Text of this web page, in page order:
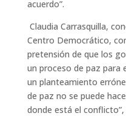
acuerdo”.
Claudia Carrasquilla,
Centro Democrático,
pretensión de que los
un proceso de paz para
un planteamiento
de paz no se puede
donde está el